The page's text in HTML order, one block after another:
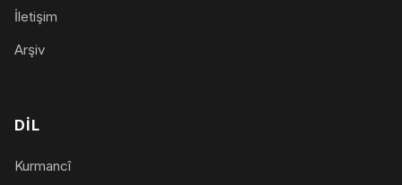
İletişim
Arşiv
DIL
Kurmancî